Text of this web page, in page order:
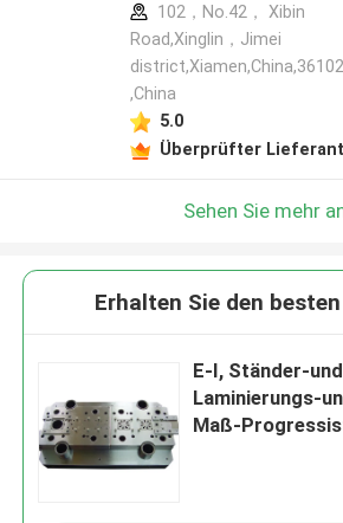
102，No.42， Xibin
Road,Xinglin，Jimei
,China
5.0
Überprüfter Lieferant
Sehen Sie mehr
Erhalten Sie den
E-I, Ständer-
Laminierungs-
Maß-